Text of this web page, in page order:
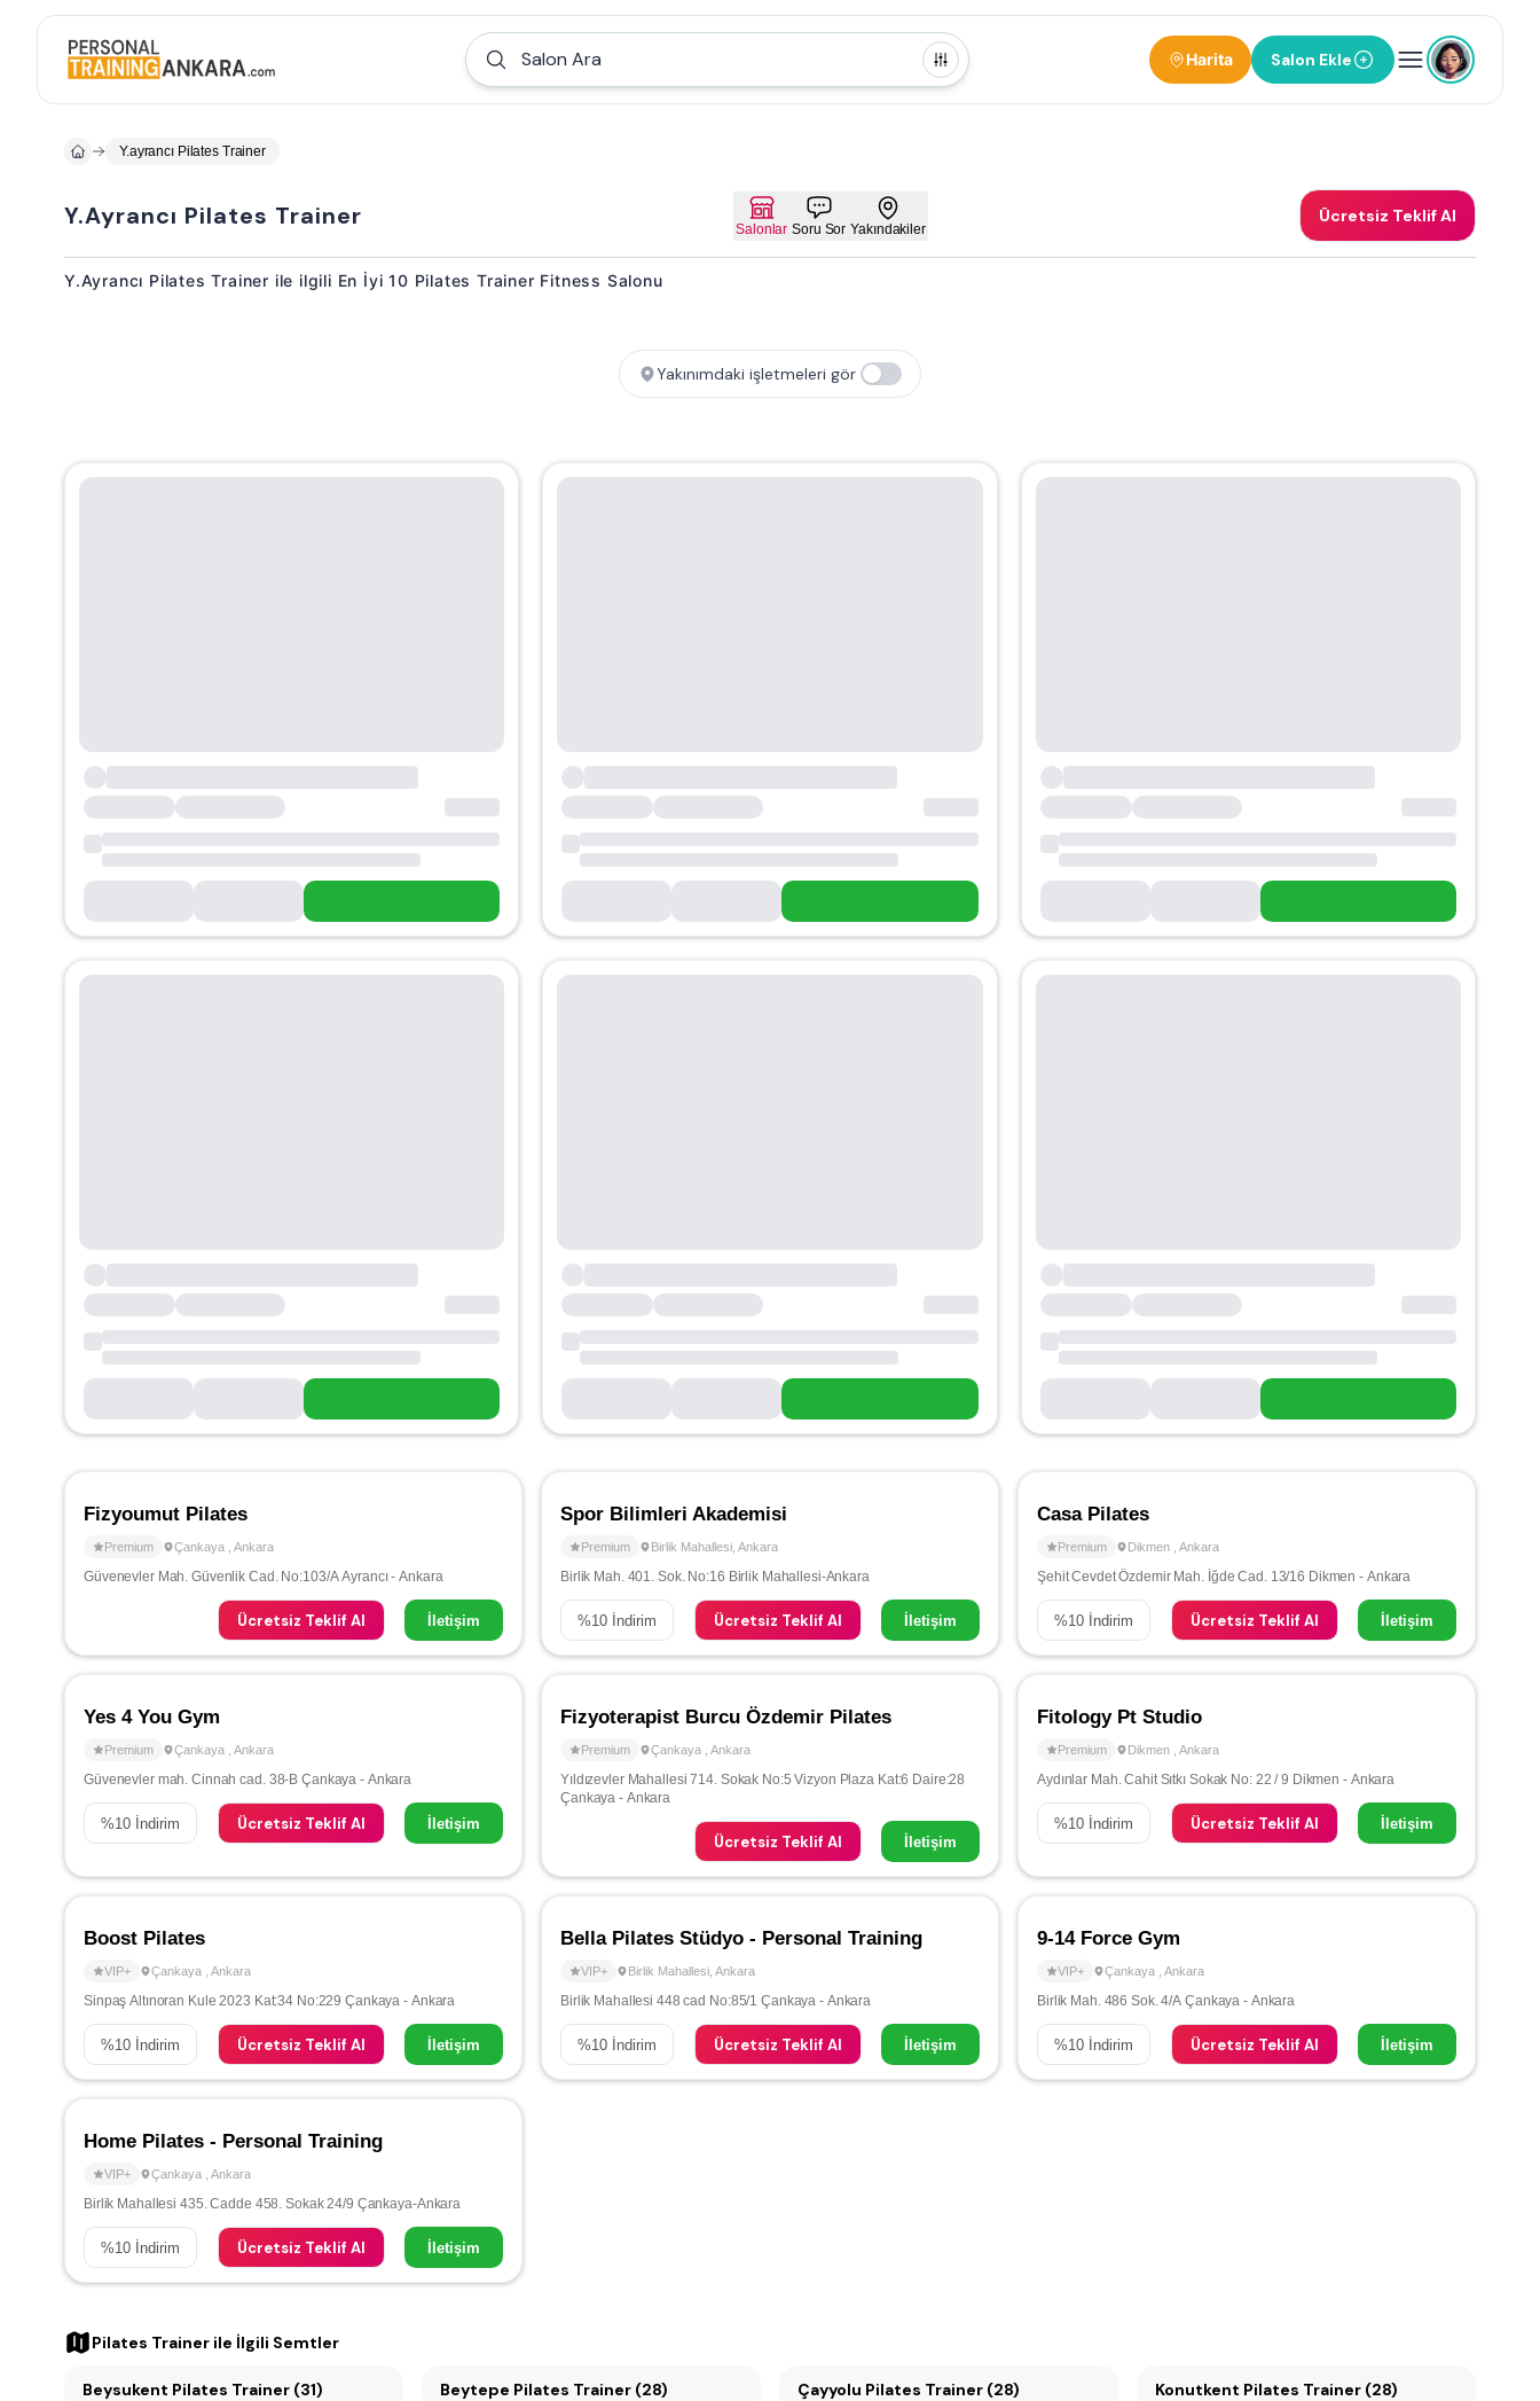
Salon Ara Harita Salon Ekle
Y.ayrancı Pilates Trainer
Y.Ayrancı Pilates Trainer Salonlar Soru Sor Yakındakiler
Ücretsiz Teklif Al
Y.Ayrancı Pilates Trainer ile ilgili En İyi 10 Pilates Trainer Fitness Salonu
Yakınımdaki işletmeleri gör
Fizyoumut Pilates
Premium Çankaya Ankara
Güvenevler Mah. Güvenlik Cad. No:103/A Ayrancı - Ankara
Ücretsiz Teklif Al İletişim
Spor Bilimleri Akademisi
Premium Birlik Mahallesi Ankara
Birlik Mah. 401. Sok. No:16 Birlik Mahallesi-Ankara
%10 İndirim Ücretsiz Teklif Al İletişim
Casa Pilates
Premium Dikmen Ankara
Şehit Cevdet Özdemir Mah. İğde Cad. 13/16 Dikmen - Ankara
%10 İndirim Ücretsiz Teklif Al İletişim
Yes 4 You Gym
Premium Çankaya Ankara
Güvenevler mah. Cinnah cad. 38-B Çankaya - Ankara
%10 İndirim Ücretsiz Teklif Al İletişim
Fizyoterapist Burcu Özdemir Pilates
Premium Çankaya Ankara
Yıldızevler Mahallesi 714. Sokak No:5 Vizyon Plaza Kat:6 Daire:28
Çankaya - Ankara
Ücretsiz Teklif Al İletişim
Fitology Pt Studio
Premium Dikmen Ankara
Aydınlar Mah. Cahit Sıtkı Sokak No: 22 / 9 Dikmen - Ankara
%10 İndirim Ücretsiz Teklif Al İletişim
Boost Pilates
VIP+ Çankaya Ankara
Sinpaş Altınoran Kule 2023 Kat:34 No:229 Çankaya - Ankara
%10 İndirim Ücretsiz Teklif Al İletişim
Bella Pilates Stüdyo - Personal Training
VIP+ Birlik Mahallesi Ankara
Birlik Mahallesi 448 cad No:85/1 Çankaya - Ankara
%10 İndirim Ücretsiz Teklif Al İletişim
9-14 Force Gym
VIP+ Çankaya Ankara
Birlik Mah. 486 Sok. 4/A Çankaya - Ankara
%10 İndirim Ücretsiz Teklif Al İletişim
Home Pilates - Personal Training
VIP+ Çankaya Ankara
Birlik Mahallesi 435. Cadde 458. Sokak 24/9 Çankaya-Ankara
%10 İndirim Ücretsiz Teklif Al İletişim
Pilates Trainer ile İlgili Semtler
Beysukent Pilates Trainer (31) Beytepe Pilates Trainer (28) Çayyolu Pilates Trainer (28) Konutkent Pilates Trainer (28)